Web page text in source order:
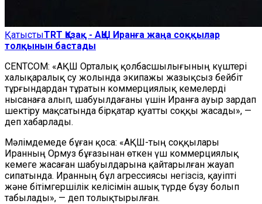
ҚатыстыTRT Қазақ - АҚШ Иранға жаңа соққылар
толқынын бастады
CENTCOM: «АҚШ Орталық қолбасшылығының күштері
халықаралық су жолында экипажы жазықсыз бейбіт
тұрғындардан тұратын коммерциялық кемелерді
нысанаға алып, шабуылдағаны үшін Иранға ауыр зардап
шектіру мақсатында бірқатар қуатты соққы жасады», —
деп хабарлады.
Мәлімдемеде бұған қоса: «АҚШ-тың соққылары
Иранның Ормуз бұғазынан өткен үш коммерциялық
кемеге жасаған шабуылдарына қайтарылған жауап
сипатында. Иранның бұл агрессиясы негізсіз, қауіпті
және бітімгершілік келісімін ашық түрде бұзу болып
табылады», — деп толықтырылған.